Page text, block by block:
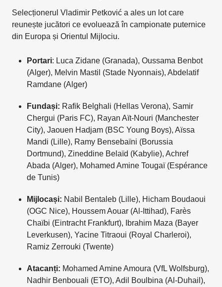
Selecționerul Vladimir Petković a ales un lot care
reunește jucători ce evoluează în campionate puternice
din Europa și Orientul Mijlociu.
Portari: Luca Zidane (Granada), Oussama Benbot
(Alger), Melvin Mastil (Stade Nyonnais), Abdelatif
Ramdane (Alger)
Fundași: Rafik Belghali (Hellas Verona), Samir
Chergui (Paris FC), Rayan Aït-Nouri (Manchester
City), Jaouen Hadjam (BSC Young Boys), Aïssa
Mandi (Lille), Ramy Bensebaïni (Borussia
Dortmund), Zineddine Belaïd (Kabylie), Achref
Abada (Alger), Mohamed Amine Tougaï (Espérance
de Tunis)
Mijlocași: Nabil Bentaleb (Lille), Hicham Boudaoui
(OGC Nice), Houssem Aouar (Al-Ittihad), Farès
Chaïbi (Eintracht Frankfurt), Ibrahim Maza (Bayer
Leverkusen), Yacine Titraoui (Royal Charleroi),
Ramiz Zerrouki (Twente)
Atacanți: Mohamed Amine Amoura (VfL Wolfsburg),
Nadhir Benbouali (ETO), Adil Boulbina (Al-Duhail),